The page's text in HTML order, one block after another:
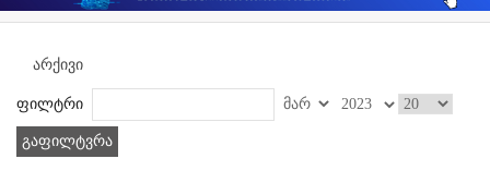
არქივი
ფილტრი
გაფილტვრა